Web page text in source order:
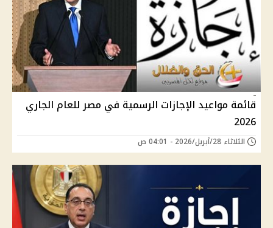
قائمة مواعيد الإجازات الرسمية في مصر للعام الجاري
2026
الثلاثاء 28/أبريل/2026 - 04:01 ص